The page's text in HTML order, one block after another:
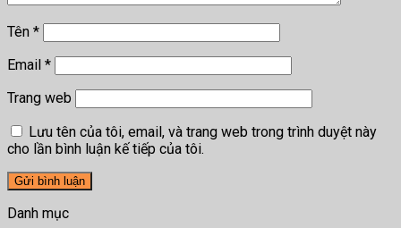
Tên *
Email *
Trang web
Lưu tên của tôi, email, và trang web trong trình duyệt này
cho lần bình luận kế tiếp của tôi.
Danh mục